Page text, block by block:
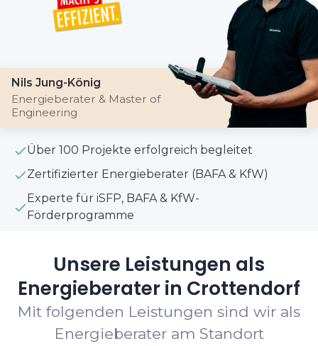
Nils Jung-König
Energieberater & Master of
Engineering
Über 100 Projekte erfolgreich begleitet
Zertifizierter Energieberater (BAFA & KfW)
Experte für iSFP, BAFA & KfW-
Förderprogramme
Unsere Leistungen als
Energieberater in Crottendorf
Mit folgenden Leistungen sind wir als
Energieberater am Standort